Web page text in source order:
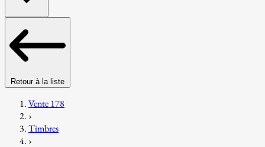
Retour à la liste
Vente 178
›
Timbres
›